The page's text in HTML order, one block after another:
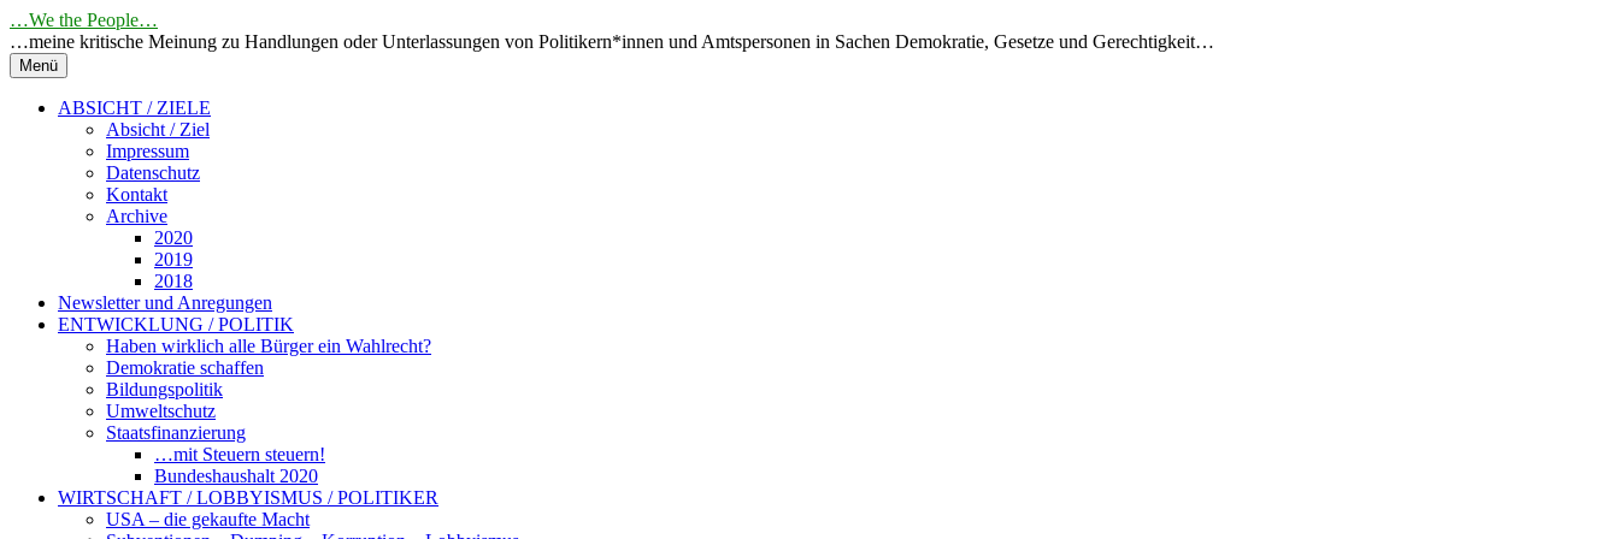
Springe
zum
Inhalt
…We the People…
…meine kritische Meinung zu Handlungen oder Unterlassungen von Politikern*innen und Amtspersonen in Sachen Demokratie, Gesetze und Gerechtigkeit…
Menü
ABSICHT / ZIELE
Absicht / Ziel
Impressum
Datenschutz
Kontakt
Archive
2020
2019
2018
Newsletter und Anregungen
ENTWICKLUNG / POLITIK
Haben wirklich alle Bürger ein Wahlrecht?
Demokratie schaffen
Bildungspolitik
Umweltschutz
Staatsfinanzierung
…mit Steuern steuern!
Bundeshaushalt 2020
WIRTSCHAFT / LOBBYISMUS / POLITIKER
USA – die gekaufte Macht